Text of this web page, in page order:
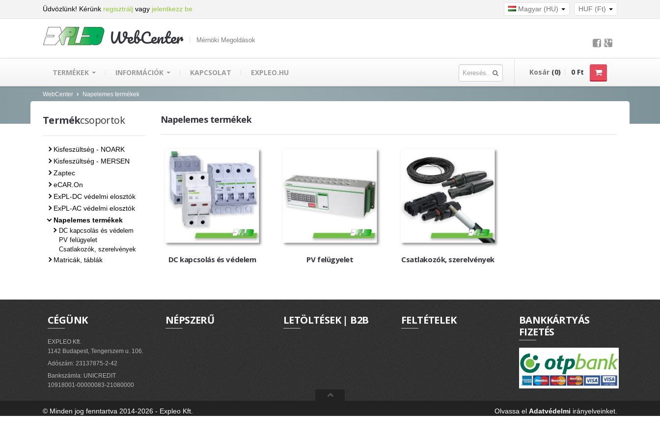
Üdvözlünk! Kérünk regisztrálj vagy jelentkezz be Magyar (HU) HUF (Ft)
WebCenter Mérnöki Megoldások
TERMÉKEK INFORMÁCIÓK KAPCSOLAT EXPLEO.HU Kosár (0) 0 Ft
WebCenter Napelemes termékek
Termékcsoportok
Kisfeszültség - NOARK
Kisfeszültség - MERSEN
Zaptec
eCAR.On
ExPL-DC védelmi elosztók
ExPL-AC védelmi elosztók
Napelemes termékek
DC kapcsolás és védelem
PV felügyelet
Csatlakozók, szerelvények
Matricák, táblák
Napelemes termékek
DC kapcsolás és védelem PV felügyelet Csatlakozók, szerelvények
CÉGÜNK
EXPLEO Kft.
1142 Budapest, Tengerszem u. 106.
Adószám: 23137875-2-42
Bankszámla: UNICREDIT
10918001-00000083-21080000
NÉPSZERŰ LETÖLTÉSEK | B2B FELTÉTELEK
BANKKÁRTYÁS
FIZETÉS
© Minden jog fenntartva 2014-2026 - Expleo Kft. Olvassa el Adatvédelmi irányelveinket.